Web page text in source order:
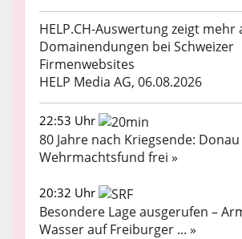
HELP.CH-Auswertung zeigt mehr
Domainendungen bei Schweizer
Firmenwebsites
HELP Media AG, 06.08.2026
22:53 Uhr
80 Jahre nach Kriegsende:
Wehrmachtsfund frei »
20:32 Uhr
Besondere Lage ausgerufen –
Wasser auf Freiburger ... »